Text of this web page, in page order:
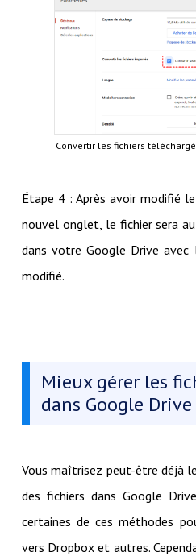
Convertir les fichiers
Étape 4 : Après avoir modifié
nouvel onglet, le fichier sera
dans votre Google Drive
modifié.
Mieux gérer les
dans Google Drive
Vous maîtrisez peut-être déjà
des fichiers dans Google
certaines de ces méthodes
vers Dropbox et autres.